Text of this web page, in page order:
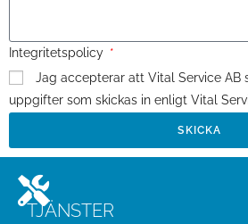
Integritetspolicy
Jag accepterar att Vital Service AB
uppgifter som skickas in enligt Vital
SKICKA
TJÄNSTER